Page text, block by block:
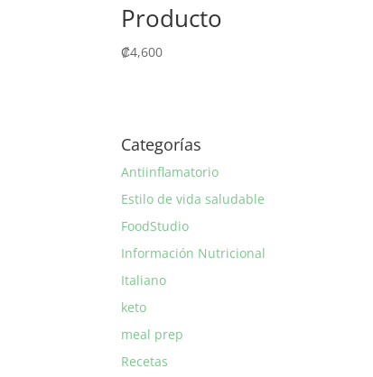
Producto
₡4,600
Categorías
Antiinflamatorio
Estilo de vida saludable
FoodStudio
Información Nutricional
Italiano
keto
meal prep
Recetas